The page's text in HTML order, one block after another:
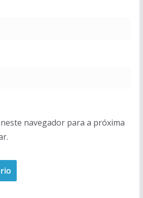
navegador para a próxima